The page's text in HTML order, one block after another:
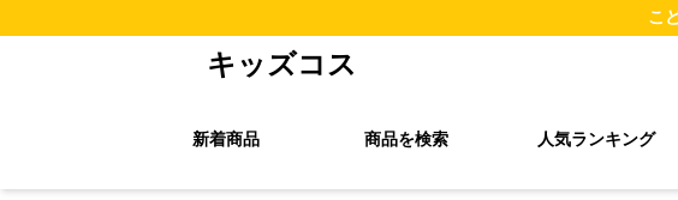
こ
キッズコス
新着商品 商品を検索 人気ランキング